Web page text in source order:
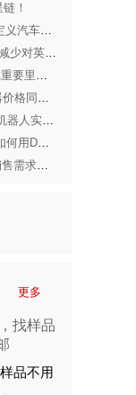
！
S32N7助力实现汽车数字化：开启AI定义汽车新时代
微软发布第二代AI芯片Maia 200 希望减少对英伟达依赖
国产仿真软件NESIM-A发布 国产EDA重要里程碑
TrendForce集邦咨询: 受CPU、存储器价格同步上涨压力，预估2026年第一季度笔电出货量将季减14.8%
宇树科技澄清2025年销量数据：人形机器人实际出货量超5500台
氮化镓“攻入”汽车主驱深水区：VisIC如何用D型技术颠覆SiC的行业共识？
TrendForce集邦咨询: 新机调价抑制销售需求，2026年第二季度起智能手机生产承压明显
更多
品不用